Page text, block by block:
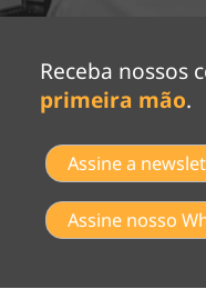
Receba nossos
primeira mão.
Assine a
Assine nosso